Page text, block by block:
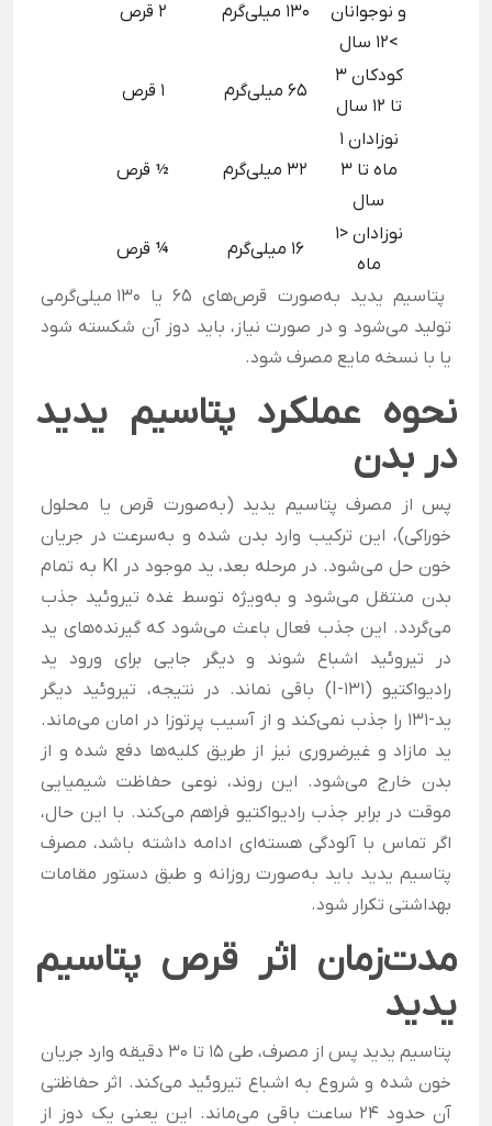
و نوجوانان
>12 سال
130 میلی‌گرم 2 قرص
کودکان 3
تا 12 سال
65 میلی‌گرم 1 قرص
نوزادان 1
ماه تا 3
سال
32 میلی‌گرم ½ قرص
نوزادان <1
ماه
16 میلی‌گرم ¼ قرص
پتاسیم یدید به‌صورت قرص‌های ۶۵ یا ۱۳۰ میلی‌گرمی
تولید می‌شود و در صورت نیاز، باید دوز آن شکسته شود
یا با نسخه مایع مصرف شود.
نحوه عملکرد پتاسیم یدید
در بدن
پس از مصرف پتاسیم یدید (به‌صورت قرص یا محلول
خوراکی)، این ترکیب وارد بدن شده و به‌سرعت در جریان
خون حل می‌شود. در مرحله بعد، ید موجود در KI به تمام
بدن منتقل می‌شود و به‌ویژه توسط غده تیروئید جذب
می‌گردد. این جذب فعال باعث می‌شود که گیرنده‌های ید
در تیروئید اشباع شوند و دیگر جایی برای ورود ید
رادیواکتیو (I-131) باقی نماند. در نتیجه، تیروئید دیگر
ید-۱۳۱ را جذب نمی‌کند و از آسیب پرتوزا در امان می‌ماند.
ید مازاد و غیرضروری نیز از طریق کلیه‌ها دفع شده و از
بدن خارج می‌شود. این روند، نوعی حفاظت شیمیایی
موقت در برابر جذب رادیواکتیو فراهم می‌کند. با این حال،
اگر تماس با آلودگی هسته‌ای ادامه داشته باشد، مصرف
پتاسیم یدید باید به‌صورت روزانه و طبق دستور مقامات
بهداشتی تکرار شود.
مدت‌زمان اثر قرص پتاسیم
یدید
پتاسیم یدید پس از مصرف، طی ۱۵ تا ۳۰ دقیقه وارد جریان
خون شده و شروع به اشباع تیروئید می‌کند. اثر حفاظتی
آن حدود ۲۴ ساعت باقی می‌ماند. این یعنی یک دوز از